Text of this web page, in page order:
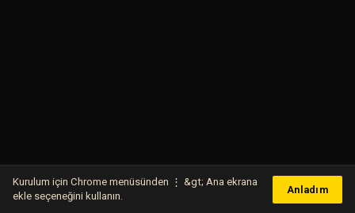
Kurulum için Chrome menüsünden ⋮ &gt; Ana ekrana
ekle seçeneğini kullanın.
Anladım